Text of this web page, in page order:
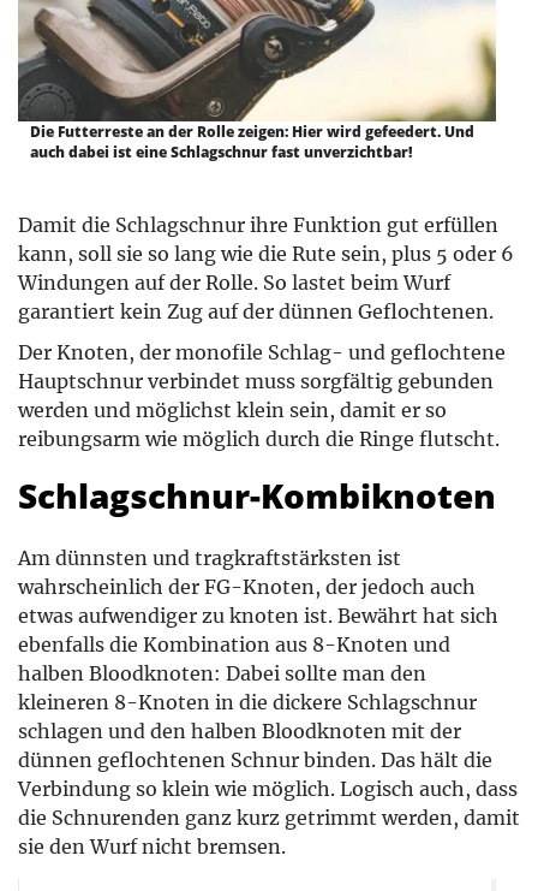
Die Futterreste an der Rolle zeigen: Hier wird gefeedert. Und
auch dabei ist eine Schlagschnur fast unverzichtbar!
Damit die Schlagschnur ihre Funktion gut erfüllen
kann, soll sie so lang wie die Rute sein, plus 5 oder 6
Windungen auf der Rolle. So lastet beim Wurf
garantiert kein Zug auf der dünnen Geflochtenen.
Der Knoten, der monofile Schlag- und geflochtene
Hauptschnur verbindet muss sorgfältig gebunden
werden und möglichst klein sein, damit er so
reibungsarm wie möglich durch die Ringe flutscht.
Schlagschnur-Kombiknoten
Am dünnsten und tragkraftstärksten ist
wahrscheinlich der FG-Knoten, der jedoch auch
etwas aufwendiger zu knoten ist. Bewährt hat sich
ebenfalls die Kombination aus 8-Knoten und
halben Bloodknoten: Dabei sollte man den
kleineren 8-Knoten in die dickere Schlagschnur
schlagen und den halben Bloodknoten mit der
dünnen geflochtenen Schnur binden. Das hält die
Verbindung so klein wie möglich. Logisch auch, dass
die Schnurenden ganz kurz getrimmt werden, damit
sie den Wurf nicht bremsen.